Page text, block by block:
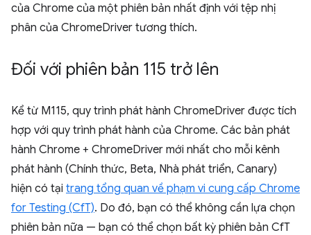
của Chrome của một phiên bản nhất định với tệp nhị
phân của ChromeDriver tương thích.
Đối với phiên bản 115 trở lên
Kể từ M115, quy trình phát hành ChromeDriver được tích
hợp với quy trình phát hành của Chrome. Các bản phát
hành Chrome + ChromeDriver mới nhất cho mỗi kênh
phát hành (Chính thức, Beta, Nhà phát triển, Canary)
hiện có tại trang tổng quan về phạm vi cung cấp Chrome
for Testing (CfT). Do đó, bạn có thể không cần lựa chọn
phiên bản nữa — bạn có thể chọn bất kỳ phiên bản CfT